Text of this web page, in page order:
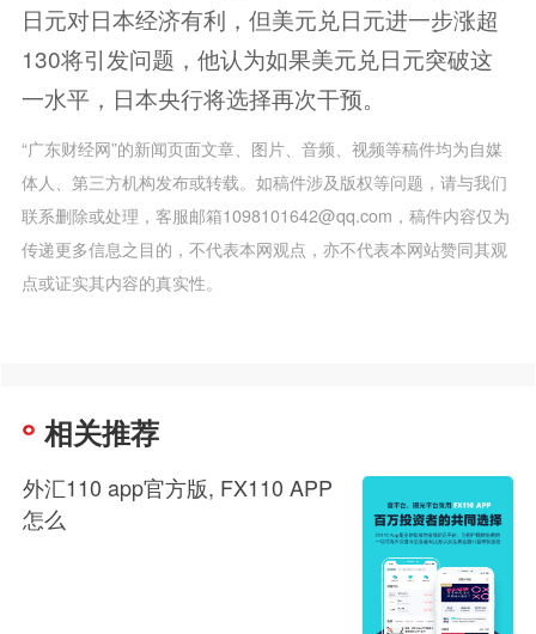
日元对日本经济有利，但美元兑日元进一步涨超
130将引发问题，他认为如果美元兑日元突破这
一水平，日本央行将选择再次干预。
“广东财经网”的新闻页面文章、图片、音频、视频等稿件均为自媒
体人、第三方机构发布或转载。如稿件涉及版权等问题，请与我们
联系删除或处理，客服邮箱1098101642@qq.com，稿件内容仅为
传递更多信息之目的，不代表本网观点，亦不代表本网站赞同其观
点或证实其内容的真实性。
相关推荐
外汇110 app官方版, FX110 APP
怎么